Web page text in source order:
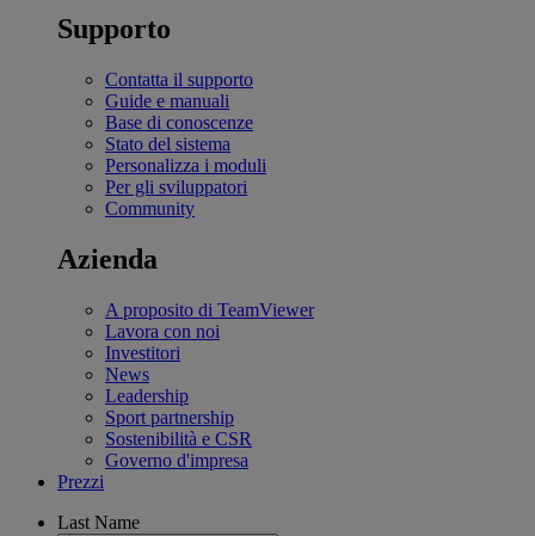
Supporto
Contatta il supporto
Guide e manuali
Base di conoscenze
Stato del sistema
Personalizza i moduli
Per gli sviluppatori
Community
Azienda
A proposito di TeamViewer
Lavora con noi
Investitori
News
Leadership
Sport partnership
Sostenibilità e CSR
Governo d'impresa
Prezzi
Last Name